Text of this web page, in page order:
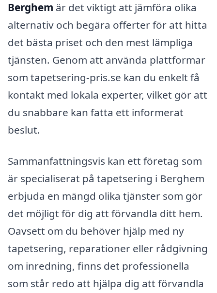
Berghem är det viktigt att jämföra olika
alternativ och begära offerter för att hitta
det bästa priset och den mest lämpliga
tjänsten. Genom att använda plattformar
som tapetsering-pris.se kan du enkelt få
kontakt med lokala experter, vilket gör att
du snabbare kan fatta ett informerat
beslut.
Sammanfattningsvis kan ett företag som
är specialiserat på tapetsering i Berghem
erbjuda en mängd olika tjänster som gör
det möjligt för dig att förvandla ditt hem.
Oavsett om du behöver hjälp med ny
tapetsering, reparationer eller rådgivning
om inredning, finns det professionella
som står redo att hjälpa dig att förvandla